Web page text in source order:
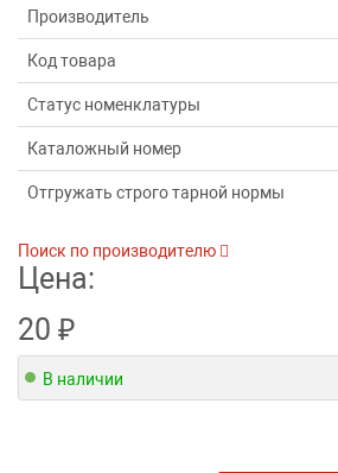
Производитель
Код товара
Статус номенклатуры
Каталожный номер
Отгружать строго тарной нормы
Поиск по производителю
Цена:
20 ₽
В наличии